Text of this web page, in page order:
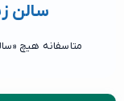
سالن
متاسفانه هیچ